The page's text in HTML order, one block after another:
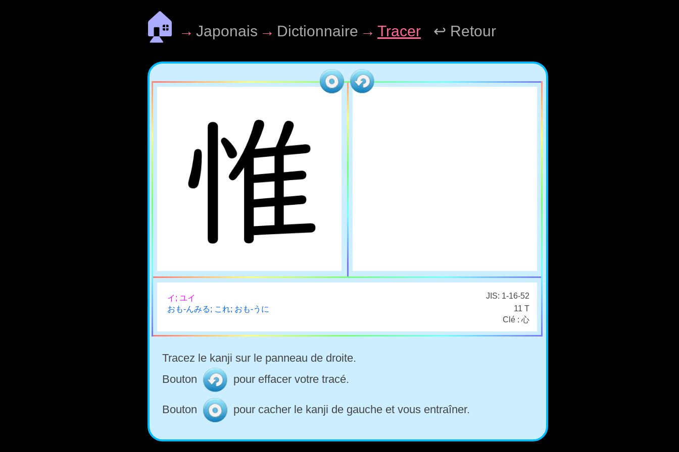
🏠 → Japonais → Dictionnaire → Tracer ↩ Retour
イ; ユイ
JIS: 1-16-52
おも-んみる; これ; おも-うに
11 T
Clé : 心
Tracez le kanji sur le panneau de droite.
Bouton
pour effacer votre tracé.
Bouton pour cacher le kanji de gauche et vous entraîner.